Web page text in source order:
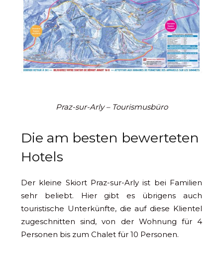
Praz-sur-Arly – Tourismusbüro
Die am besten bewerteten
Hotels
Der kleine Skiort Praz-sur-Arly ist bei Familien
sehr beliebt. Hier gibt es übrigens auch
touristische Unterkünfte, die auf diese Klientel
zugeschnitten sind, von der Wohnung für 4
Personen bis zum Chalet für 10 Personen.